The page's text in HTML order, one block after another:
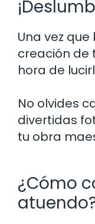
Una vez
creación de
hora de
No olvides
divertidas
tu obra
¿Cómo